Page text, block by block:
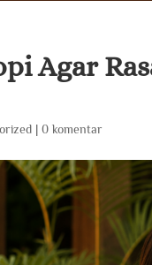
Agar
|0 komentar